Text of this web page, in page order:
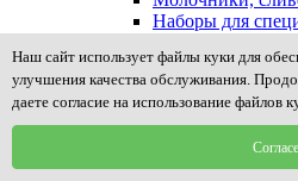
Наборы для
Подставки для
Подставки для
Посуда для чая и
Салатники
Салфетницы и
Соусники
Наш сайт использует файлы куки для
улучшения качества обслуживания.
даете согласие на использование файлов